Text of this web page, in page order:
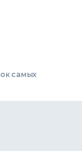
самых